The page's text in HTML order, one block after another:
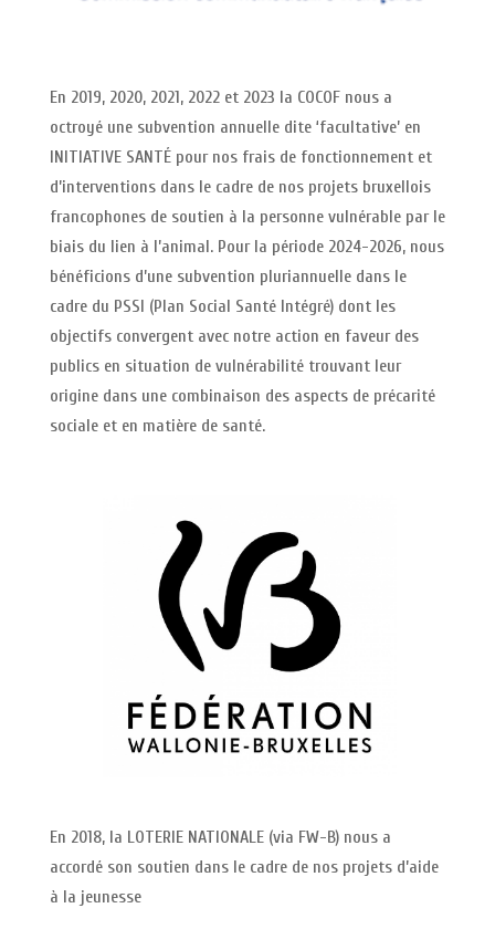
En 2019, 2020, 2021, 2022 et 2023 la COCOF nous a
octroyé une subvention annuelle dite ‘facultative’ en
INITIATIVE SANTÉ pour nos frais de fonctionnement et
d’interventions dans le cadre de nos projets bruxellois
francophones de soutien à la personne vulnérable par le
biais du lien à l’animal. Pour la période 2024-2026, nous
bénéficions d’une subvention pluriannuelle dans le
cadre du PSSI (Plan Social Santé Intégré) dont les
objectifs convergent avec notre action en faveur des
publics en situation de vulnérabilité trouvant leur
origine dans une combinaison des aspects de précarité
sociale et en matière de santé.
En 2018, la LOTERIE NATIONALE (via FW-B) nous a
accordé son soutien dans le cadre de nos projets d’aide
à la jeunesse